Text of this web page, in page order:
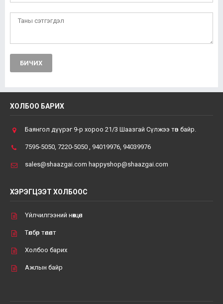
БИЧИХ
ХОЛБОО БАРИХ
Баянгол дүүрэг 9-р хороо 21/3 Шаазгай Сүлжээ төв байр.
7595-5050, 7220-5050 , 94019976, 94039976
sales@shaazgai.com happyshop@shaazgai.com
ХЭРЭГЦЭЭТ ХОЛБООС
Үйлчилгээний нөхцөл
Төлбөр төлөлт
Холбоо барих
Ажлын байр